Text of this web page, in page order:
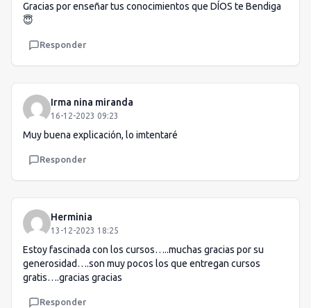
Gracias por enseñar tus conocimientos que DÍOS te Bendiga
😇
Responder
Irma nina miranda
16-12-2023 09:23
Muy buena explicación, lo imtentaré
Responder
Herminia
13-12-2023 18:25
Estoy fascinada con los cursos…..muchas gracias por su
generosidad….son muy pocos los que entregan cursos
gratis….gracias gracias
Responder